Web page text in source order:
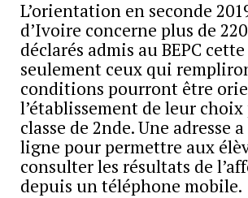
L’orientation en seconde
d’Ivoire concerne plus de
déclarés admis au BEPC
seulement ceux qui
conditions pourront être
l’établissement de leur
classe de 2nde. Une adresse
ligne pour permettre aux
consulter les résultats de
depuis un téléphone mobile.